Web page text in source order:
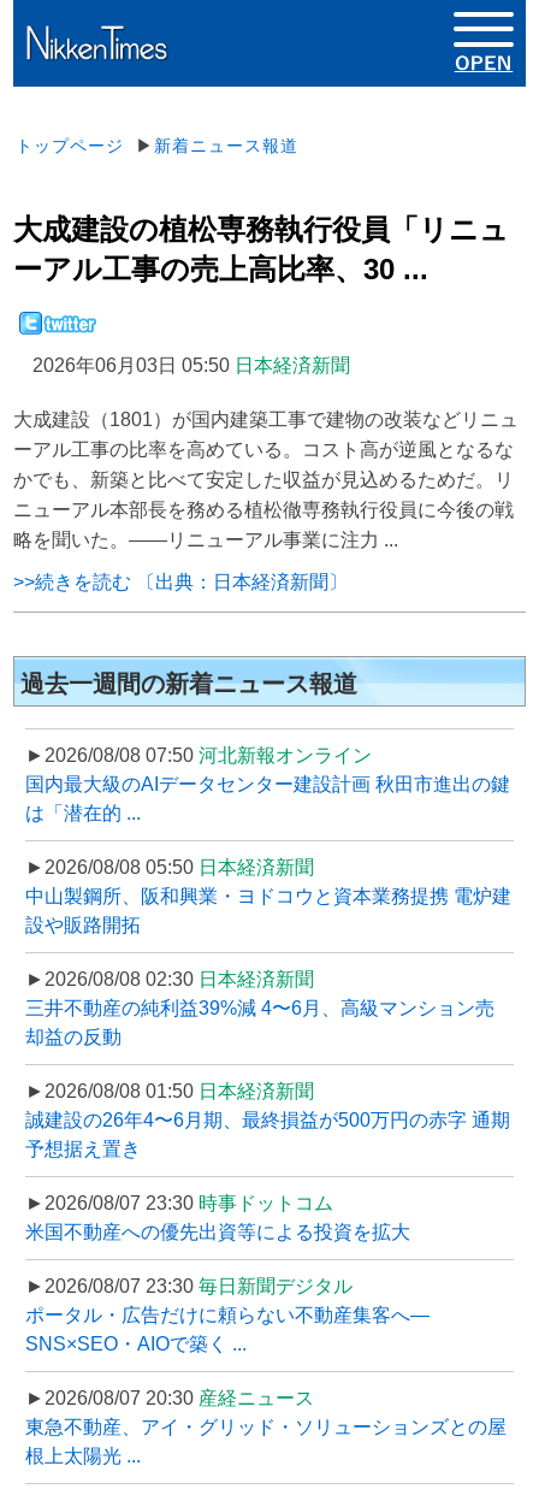
トップページ ▶ 新着ニュース報道
大成建設の植松専務執行役員「リニュ
ーアル工事の売上高比率、30 ...
2026年06月03日 05:50 日本経済新聞
大成建設（1801）が国内建築工事で建物の改装などリニュ
ーアル工事の比率を高めている。コスト高が逆風となるな
かでも、新築と比べて安定した収益が見込めるためだ。リ
ニューアル本部長を務める植松徹専務執行役員に今後の戦
略を聞いた。――リニューアル事業に注力 ...
>>続きを読む 〔出典：日本経済新聞〕
過去一週間の新着ニュース報道
►2026/08/08 07:50 河北新報オンライン
国内最大級のAIデータセンター建設計画 秋田市進出の鍵
は「潜在的 ...
►2026/08/08 05:50 日本経済新聞
中山製鋼所、阪和興業・ヨドコウと資本業務提携 電炉建
設や販路開拓
►2026/08/08 02:30 日本経済新聞
三井不動産の純利益39%減 4〜6月、高級マンション売
却益の反動
►2026/08/08 01:50 日本経済新聞
誠建設の26年4〜6月期、最終損益が500万円の赤字 通期
予想据え置き
►2026/08/07 23:30 時事ドットコム
米国不動産への優先出資等による投資を拡大
►2026/08/07 23:30 毎日新聞デジタル
ポータル・広告だけに頼らない不動産集客へ―
SNS×SEO・AIOで築く ...
►2026/08/07 20:30 産経ニュース
東急不動産、アイ・グリッド・ソリューションズとの屋
根上太陽光 ...